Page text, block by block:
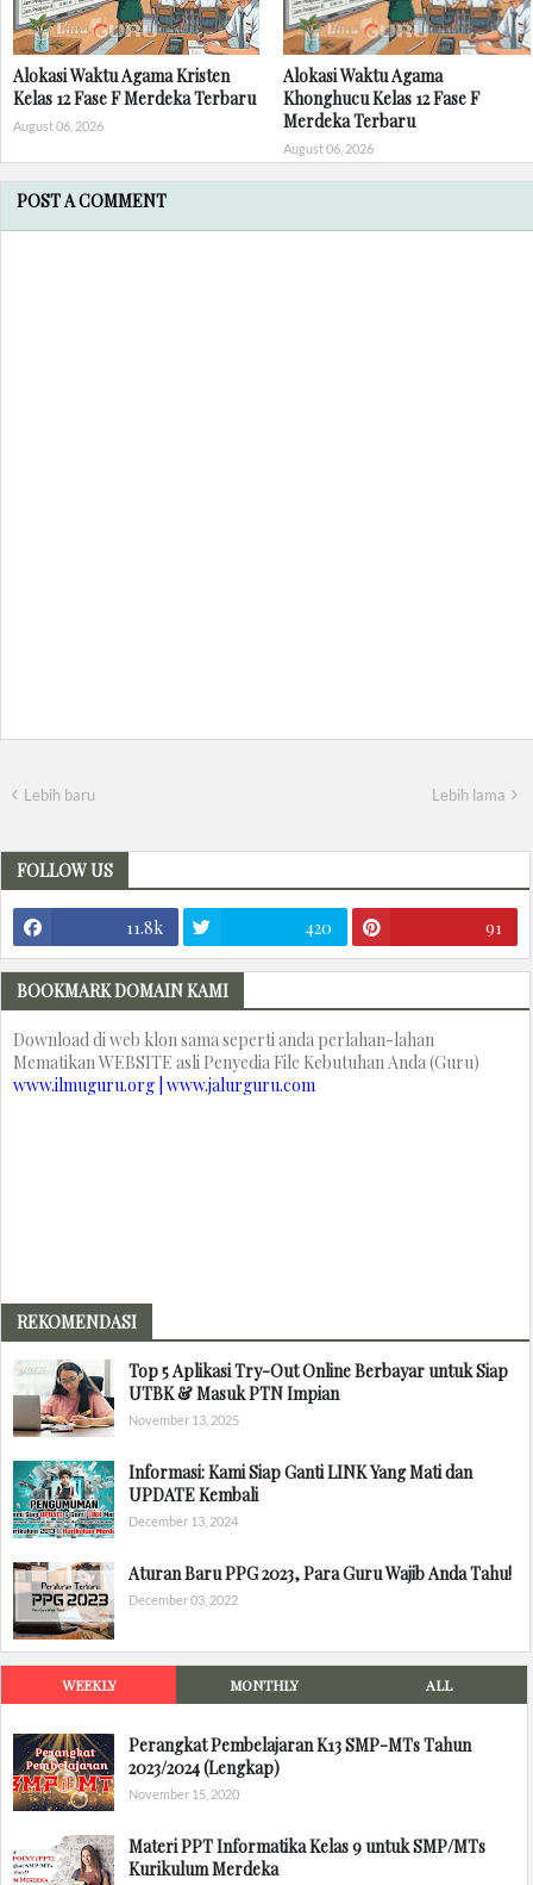
Alokasi Waktu Agama Kristen
Kelas 12 Fase F Merdeka Terbaru
August 06, 2026
Alokasi Waktu Agama
Khonghucu Kelas 12 Fase F
Merdeka Terbaru
August 06, 2026
POST A COMMENT
Lebih baru Lebih lama
FOLLOW US
11.8k 420 91
BOOKMARK DOMAIN KAMI
Download di web klon sama seperti anda perlahan-lahan
Mematikan WEBSITE asli Penyedia File Kebutuhan Anda (Guru)
www.ilmuguru.org | www.jalurguru.com
REKOMENDASI
Top 5 Aplikasi Try-Out Online Berbayar untuk Siap
UTBK & Masuk PTN Impian
November 13, 2025
Informasi: Kami Siap Ganti LINK Yang Mati dan
UPDATE Kembali
December 13, 2024
Aturan Baru PPG 2023, Para Guru Wajib Anda Tahu!
December 03, 2022
WEEKLY MONTHLY ALL
Perangkat Pembelajaran K13 SMP-MTs Tahun
2023/2024 (Lengkap)
November 15, 2020
Materi PPT Informatika Kelas 9 untuk SMP/MTs
Kurikulum Merdeka